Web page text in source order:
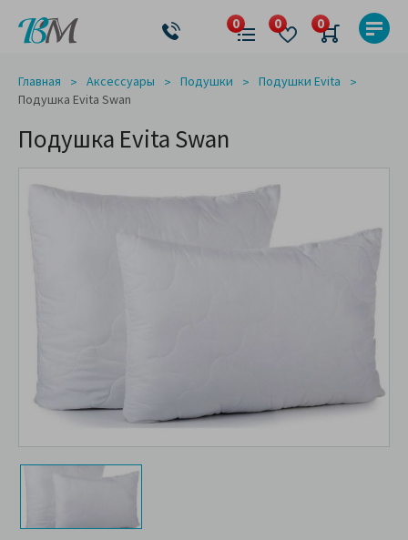
Главная Аксессуары Подушки
Подушки Evita
Подушка Evita Swan
Подушка Evita Swan